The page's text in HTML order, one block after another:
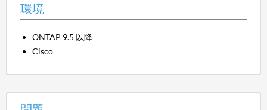
環境
ONTAP 9.5 以降
Cisco